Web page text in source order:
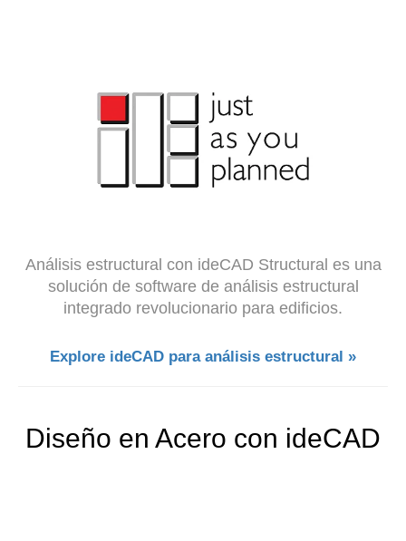
Análisis estructural con ideCAD Structural es una
solución de software de análisis estructural
integrado revolucionario para edificios.
Explore ideCAD para análisis estructural »
Diseño en Acero con ideCAD